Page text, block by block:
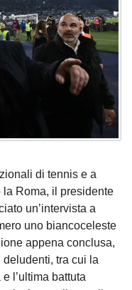
di tennis e a
Roma, il presidente
un’intervista a
uno biancoceleste
appena conclusa,
tra cui la
l’ultima battuta